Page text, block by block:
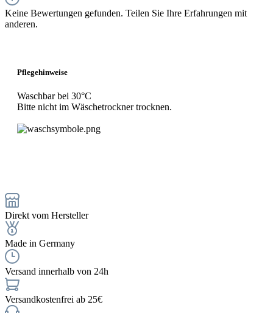
Keine Bewertungen gefunden. Teilen Sie Ihre Erfahrungen mit
anderen.
Pflegehinweise
Waschbar bei 30°C
Bitte nicht im Wäschetrockner trocknen.
Direkt vom Hersteller
Made in Germany
Versand innerhalb von 24h
Versandkostenfrei ab 25€